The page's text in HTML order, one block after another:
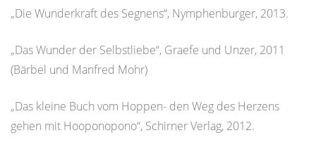
„Die Wunderkraft des Segnens“, Nymphenburger, 2013.
„Das Wunder der Selbstliebe“, Graefe und Unzer, 2011
(Bärbel und Manfred Mohr)
„Das kleine Buch vom Hoppen- den Weg des Herzens
gehen mit Hooponopono“, Schirner Verlag, 2012.